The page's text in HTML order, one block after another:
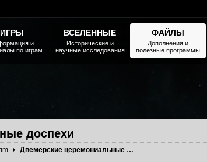
доспехи
Двемерские церемониальные доспехи
ИГРЫ
и
по играм
ВСЕЛЕННЫЕ
Исторические и
научные исследования
ФАЙЛЫ
Дополнения и
полезные программы